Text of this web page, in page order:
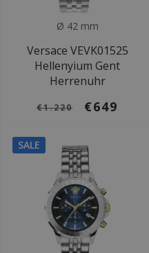
Ø 42 mm
Versace VEVK01525
Hellenyium Gent
Herrenuhr
€1.220 €649
SALE